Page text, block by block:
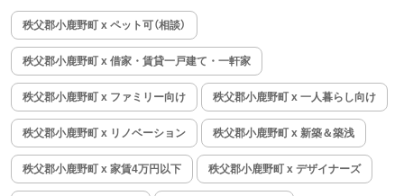
秩父郡小鹿野町 x ペット可（相談）
秩父郡小鹿野町 x 借家・賃貸一戸建て・一軒家
秩父郡小鹿野町 x ファミリー向け 秩父郡小鹿野町 x 一人暮らし向け
秩父郡小鹿野町 x リノベーション 秩父郡小鹿野町 x 新築＆築浅
秩父郡小鹿野町 x 家賃4万円以下 秩父郡小鹿野町 x デザイナーズ